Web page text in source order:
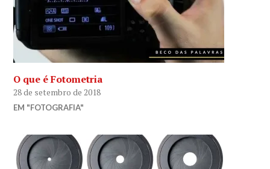
O que é Fotometria
28 de setembro de 2018
EM "FOTOGRAFIA"